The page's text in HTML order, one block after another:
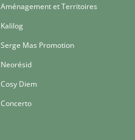
Aménagement et Territoires
Kalilog
Serge Mas Promotion
Neorésid
Cosy Diem
Concerto